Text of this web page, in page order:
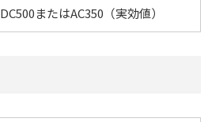
DC500またはAC350（実効値）